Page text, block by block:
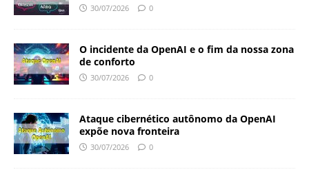
30/07/2026 0
O incidente da OpenAI e o fim da nossa zona
de conforto
30/07/2026 0
Ataque cibernético autônomo da OpenAI
expõe nova fronteira
30/07/2026 0